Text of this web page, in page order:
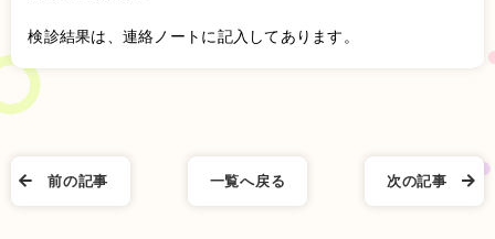
検診結果は、連絡ノートに記入してあります。
次の記事
一覧へ戻る
前の記事